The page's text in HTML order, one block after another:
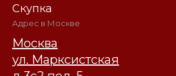
Скупка
Адрес в Москве
Москва
ул. Марксистская